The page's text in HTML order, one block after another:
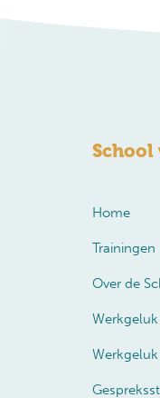
School
Home
Trainingen
Over de